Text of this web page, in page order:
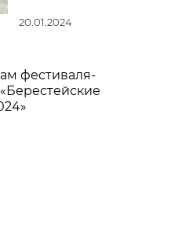
20.01.2024
фестиваля-